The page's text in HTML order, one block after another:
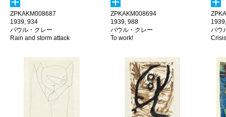
ZPKAKM008687
1939, 934
パウル・クレー
Rain and storm attack
ZPKAKM008694
1939, 988
パウル・クレー
To work!
パウ